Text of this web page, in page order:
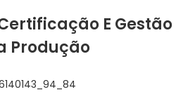
E Gestão
Produção